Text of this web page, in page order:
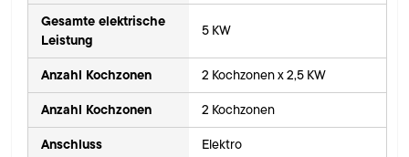
Gesamte elektrische
Leistung
5 KW
Anzahl Kochzonen 2 Kochzonen x 2,5 KW
Anzahl Kochzonen 2 Kochzonen
Anschluss Elektro